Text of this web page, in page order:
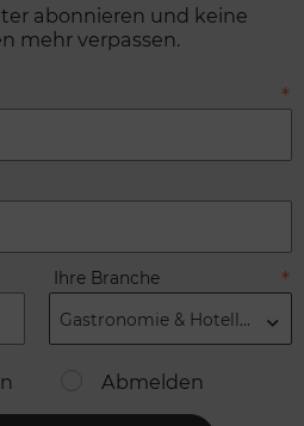
abonnieren und keine
mehr verpassen.
Ihre Branche
Gastronomie & Hotellerie
Abmelden